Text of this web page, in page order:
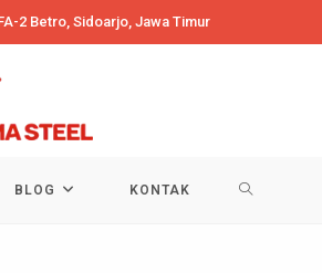
2 Betro, Sidoarjo, Jawa Timur
BLOG KONTAK TOGGLE